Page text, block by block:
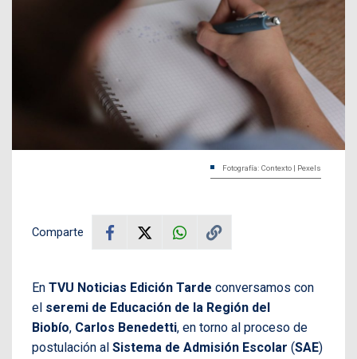
Fotografía: Contexto | Pexels
Comparte
En TVU Noticias Edición Tarde conversamos con
el seremi de Educación de la Región del
Biobío, Carlos Benedetti, en torno al proceso de
postulación al Sistema de Admisión Escolar (SAE)